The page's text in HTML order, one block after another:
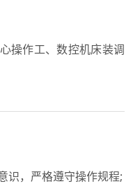
作工、数控机床装调
，严格遵守操作规程;